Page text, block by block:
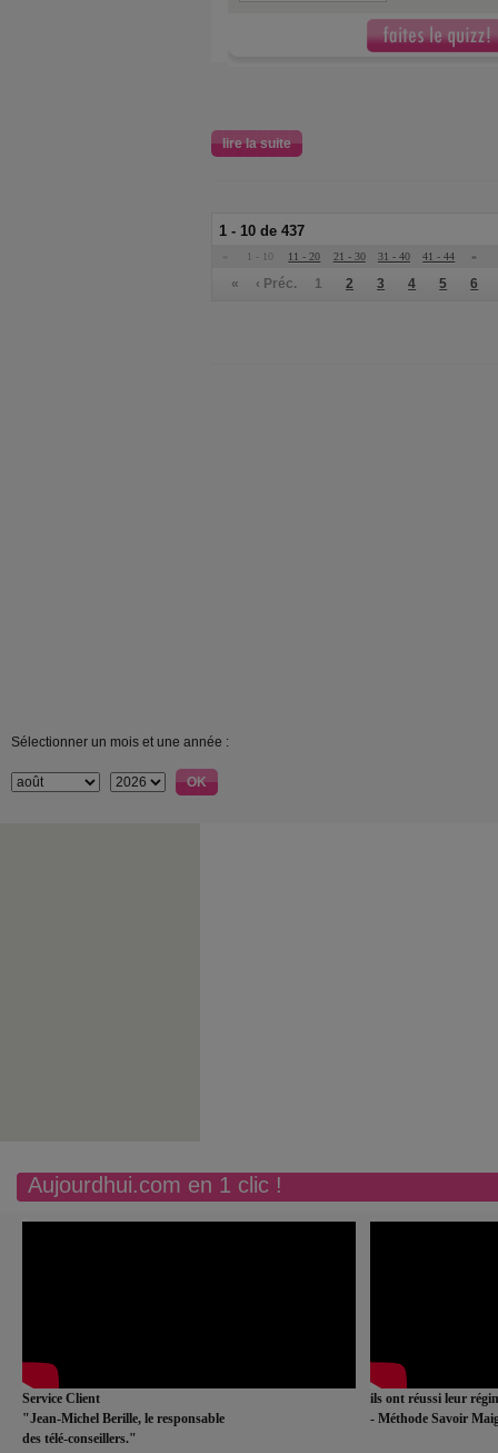
lire la suite
1 - 10 de 437
« 1 - 10 11 - 20 21 - 30 31 - 40 41 - 44 »
« ‹ Préc. 1 2 3 4 5 6
Sélectionner un mois et une année :
Aujourdhui.com en 1 clic !
Service Client
"Jean-Michel Berille, le responsable
des télé-conseillers."
ils ont réussi leur
- Méthode Savoir